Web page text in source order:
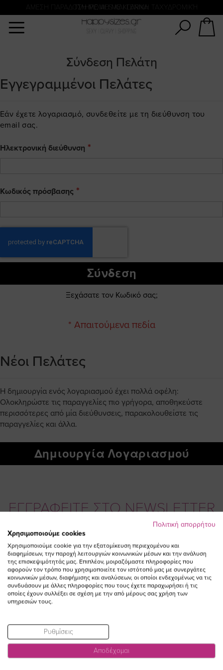
ΠΛΗΡΩΜΗ ΜΕ KLARNA
ΑΜΕΣΗ ΠΑΡΑΔΟΣΗ ΜΕ ACS ΚΑΙ ΓΕΝΙΚΗ ΤΑΧΥΔΡΟΜΙΚΉ
Σύνδεση Πελάτη
Εγγεγραμμένοι Πελάτες
Εάν έχετε λογαριασμό, συνδεθείτε με τη διεύθυνση του
email σας.
Ηλεκτρονική διεύθυνση
Κωδικός πρόσβασης
Σύνδεση
Ξεχάσατε τον Κωδικό σας;
Νέοι Πελάτες
Η δημιουργία ενός λογαριασμού έχει πολλά οφέλη:
Ολοκληρώστε τις παραγγελίες πιο γρήγορα, αποθηκεύστε
περισσότερες από μία διεύθυνσεις, παρακολουθείστε τις
παραγγελίες και άλλα.
Δημιουργία Λογαριασμού
ΕΓΓΡΑΦΕΙΤΕ ΣΤΟ NEWSLETTER
Email
Συμφωνώ με τουςΌρους Χρήσης
VisitVisitVisitVisit
Αναζήτηση
Πολιτική απορρήτου
Χρησιμοποιούμε cookies
Χρησιμοποιούμε cookie για την εξατομίκευση περιεχομένου και
διαφημίσεων, την παροχή λειτουργιών κοινωνικών μέσων και την ανάλυση
της επισκεψιμότητάς μας. Επιπλέον, μοιραζόμαστε πληροφορίες που
αφορούν τον τρόπο που χρησιμοποιείτε τον ιστότοπό μας με συνεργάτες
κοινωνικών μέσων, διαφήμισης και αναλύσεων, οι οποίοι ενδεχομένως να τις
συνδυάσουν με άλλες πληροφορίες που τους έχετε παραχωρήσει ή τις
οποίες έχουν συλλέξει σε σχέση με την από μέρους σας χρήση των
υπηρεσιών τους.
Ρυθμίσεις
Αποδέχομαι